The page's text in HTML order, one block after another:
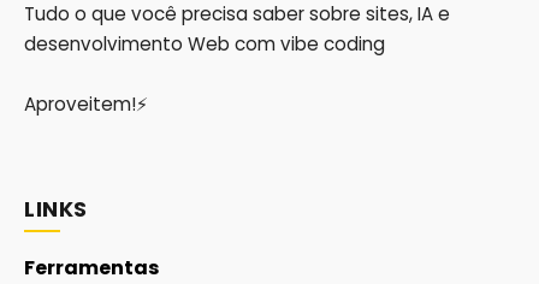
Tudo o que você precisa saber sobre sites, IA e
desenvolvimento Web com vibe coding
Aproveitem!⚡
LINKS
Ferramentas